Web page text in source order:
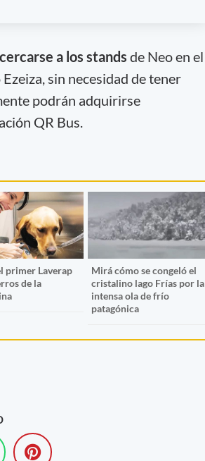
a los stands de Neo en el
sin necesidad de tener
podrán adquirirse
QR Bus.
primer Laverap
de la
Mirá cómo se congeló el
cristalino lago Frías por la
intensa ola de frío
patagónica